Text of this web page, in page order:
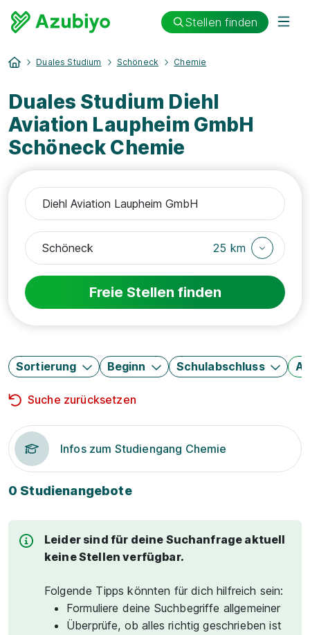
Stellen finden
Duales Studium Schöneck Chemie
Duales Studium Diehl
Aviation Laupheim GmbH
Schöneck Chemie
25 km
Freie Stellen finden
Sortierung Beginn Schulabschluss
Suche zurücksetzen
Infos zum Studiengang Chemie
0 Studienangebote
Leider sind für deine Suchanfrage aktuell
keine Stellen verfügbar.
Folgende Tipps könnten für dich hilfreich sein:
Formuliere deine Suchbegriffe allgemeiner
Überprüfe, ob alles richtig geschrieben ist